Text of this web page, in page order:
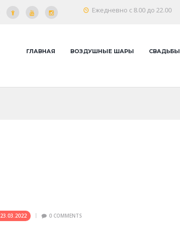
Ежедневно с 8.00 до 22.00
ГЛАВНАЯ ВОЗДУШНЫЕ ШАРЫ СВАДЬБЫ
23.03.2022 0COMMENTS